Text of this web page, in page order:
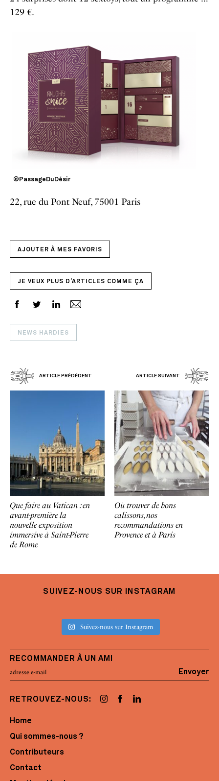
129 €.
©PassageDuDésir
22, rue du Pont Neuf, 75001 Paris
AJOUTER À MES FAVORIS
JE VEUX PLUS D'ARTICLES COMME ÇA
NEWS HARDIES
ARTICLE PRÉDÉDENT ARTICLE SUIVANT
Que faire au Vatican : en
avant-première la
nouvelle exposition
immersive à Saint-Pierre
de Rome
Où trouver de bons
calissons, nos
recommandations en
Provence et à Paris
SUIVEZ-NOUS SUR INSTAGRAM
Suivez-nous sur Instagram
RECOMMANDER À UN AMI
Envoyer
RETROUVEZ-NOUS:
Home
Qui sommes-nous ?
Contributeurs
Contact